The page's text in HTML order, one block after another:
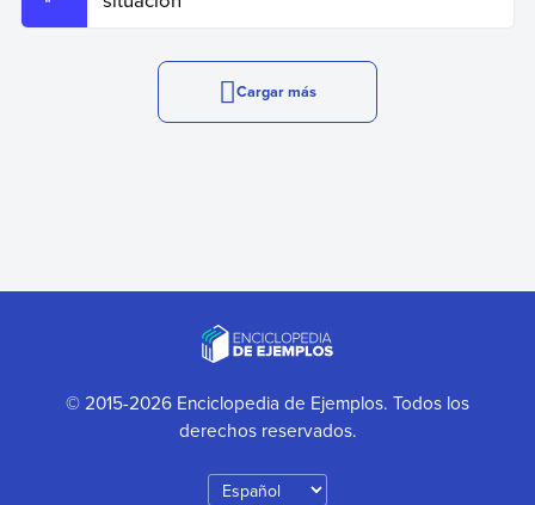
Cargar más
© 2015-2026 Enciclopedia de Ejemplos. Todos los
derechos reservados.